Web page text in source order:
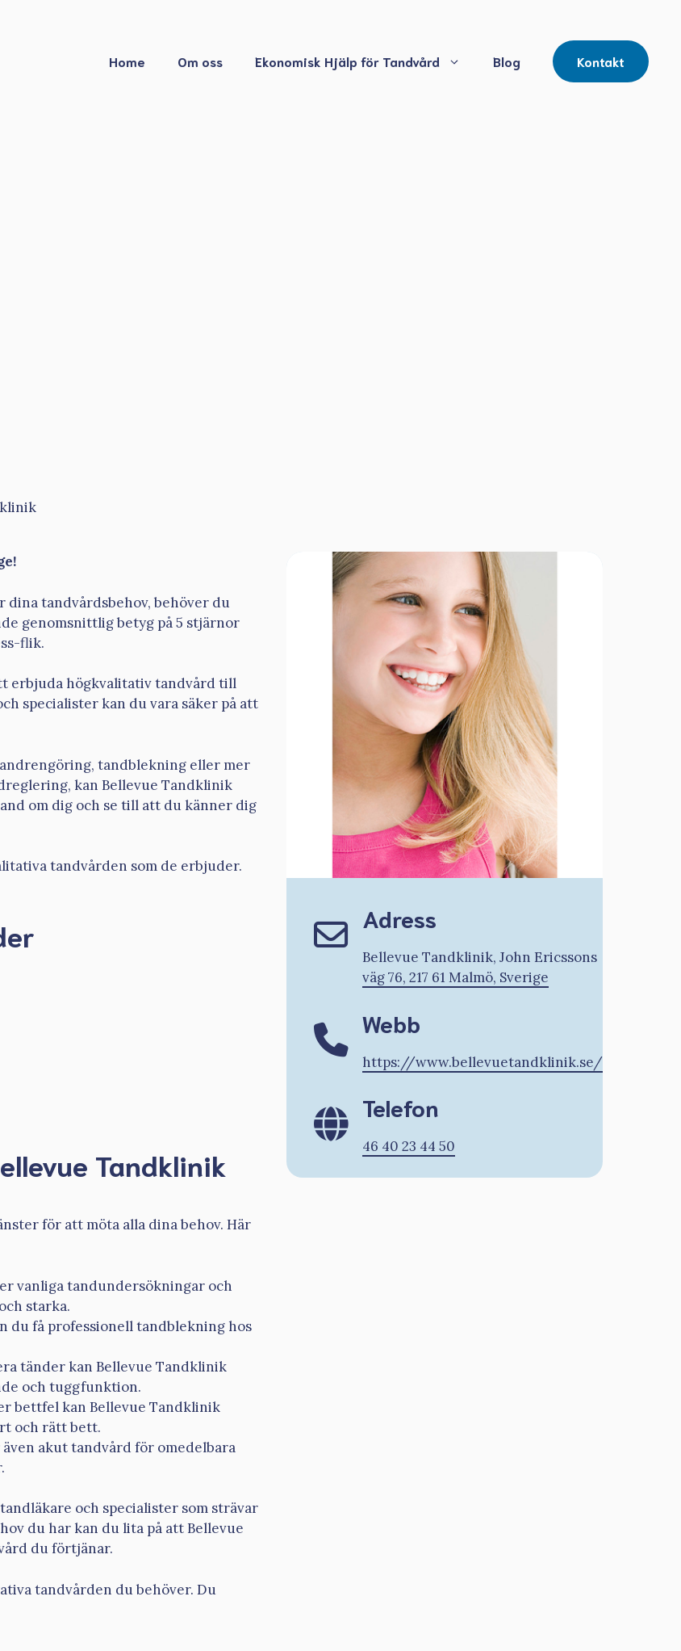
Home Om oss Ekonomisk Hjälp för Tandvård Blog Kontakt
tandvårdsbehov, behöver du
genomsnittlig betyg på 5 stjärnor
flik.
erbjuda högkvalitativ tandvård till
specialister kan du vara säker på att
tandblekning eller mer
kan Bellevue Tandklinik
om dig och se till att du känner dig
tandvården som de erbjuder.
Tandklinik
för att möta alla dina behov. Här
vanliga tandundersökningar och
starka.
du få professionell tandblekning hos
tänder kan Bellevue Tandklinik
och tuggfunktion.
bettfel kan Bellevue Tandklinik
och rätt bett.
akut tandvård för omedelbara
och specialister som strävar
du har kan du lita på att Bellevue
du förtjänar.
tandvården du behöver. Du
Adress
Bellevue Tandklinik, John Ericssons
väg 76, 217 61 Malmö, Sverige
Webb
https://www.bellevuetandklinik.se/
Telefon
46 40 23 44 50